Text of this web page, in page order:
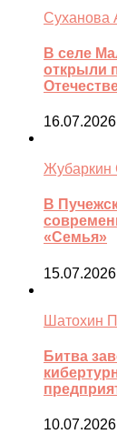
Суханова
В селе
открыли
16.07.2026
Жубаркин
В
«Семья»
15.07.2026
Шатохин
Битва
10.07.2026